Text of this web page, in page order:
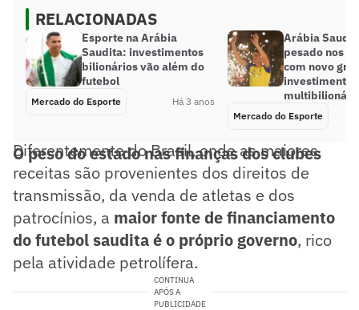
RELACIONADAS
Esporte na Arábia
Saudita: investimentos
bilionários vão além do
futebol
Mercado do Esporte Há 3 anos
Arábia
pesado nos
com novo
investimento
Mercado do Esporte
O peso do estado nas finanças dos clubes
Diferentemente do Brasil, onde as maiores
receitas são provenientes dos direitos de
transmissão, da venda de atletas e dos
patrocínios, a maior fonte de financiamento
do futebol saudita é o próprio governo, rico
pela atividade petrolífera.
CONTINUA
APÓS A
PUBLICIDADE